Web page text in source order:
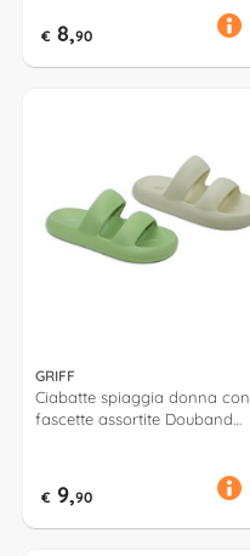
€ 8,90
GRIFF
Ciabatte spiaggia donna con
fascette assortite Douband
€ 9,90